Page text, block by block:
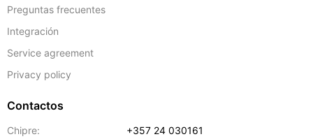
Preguntas frecuentes
Integración
Service agreement
Privacy policy
Contactos
Chipre: +357 24 030161